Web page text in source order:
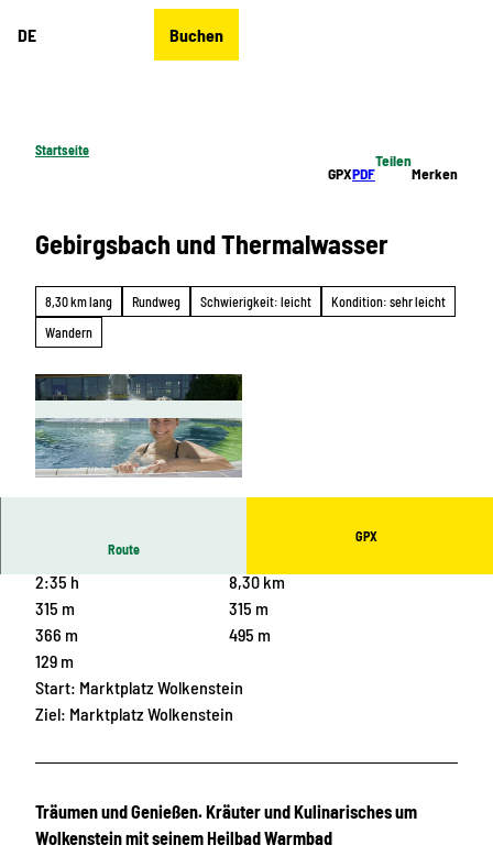
DE Buchen
Startseite
GPXPDF
Teilen
Merken
Gebirgsbach und Thermalwasser
8,30 km lang Rundweg Schwierigkeit: leicht
Kondition: sehr leicht
Wandern
R
Route
GPX
2:35 h
8,30 km
315 m
315 m
366 m
495 m
129 m
Start: Marktplatz Wolkenstein
Ziel: Marktplatz Wolkenstein
Träumen und Genießen. Kräuter und Kulinarisches um
Wolkenstein mit seinem Heilbad Warmbad